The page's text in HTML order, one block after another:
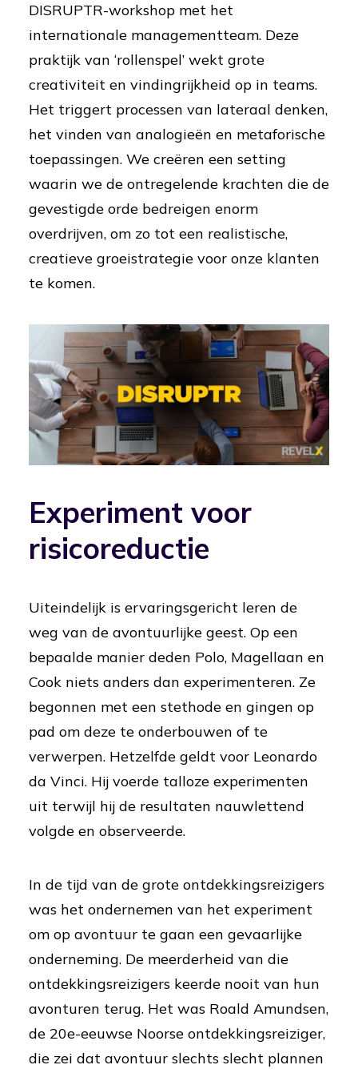
DISRUPTR-workshop met het
internationale managementteam. Deze
praktijk van ‘rollenspel’ wekt grote
creativiteit en vindingrijkheid op in teams.
Het triggert processen van lateraal denken,
het vinden van analogieën en metaforische
toepassingen. We creëren een setting
waarin we de ontregelende krachten die de
gevestigde orde bedreigen enorm
overdrijven, om zo tot een realistische,
creatieve groeistrategie voor onze klanten
te komen.
Experiment voor
risicoreductie
Uiteindelijk is ervaringsgericht leren de
weg van de avontuurlijke geest. Op een
bepaalde manier deden Polo, Magellaan en
Cook niets anders dan experimenteren. Ze
begonnen met een stethode en gingen op
pad om deze te onderbouwen of te
verwerpen. Hetzelfde geldt voor Leonardo
da Vinci. Hij voerde talloze experimenten
uit terwijl hij de resultaten nauwlettend
volgde en observeerde.
In de tijd van de grote ontdekkingsreizigers
was het ondernemen van het experiment
om op avontuur te gaan een gevaarlijke
onderneming. De meerderheid van die
ontdekkingsreizigers keerde nooit van hun
avonturen terug. Het was Roald Amundsen,
de 20e-eeuwse Noorse ontdekkingsreiziger,
die zei dat avontuur slechts slecht plannen